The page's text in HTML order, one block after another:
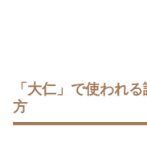
「大仁」で使われ
方